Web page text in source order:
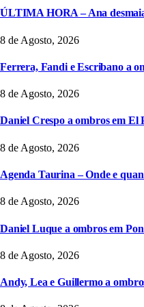
ÚLTIMA HORA – Ana
8 de Agosto, 2026
Ferrera, Fandi e Escribano a
8 de Agosto, 2026
Daniel Crespo a ombros em El
8 de Agosto, 2026
Agenda Taurina – Onde e
8 de Agosto, 2026
Daniel Luque a ombros em
8 de Agosto, 2026
Andy, Lea e Guillermo a